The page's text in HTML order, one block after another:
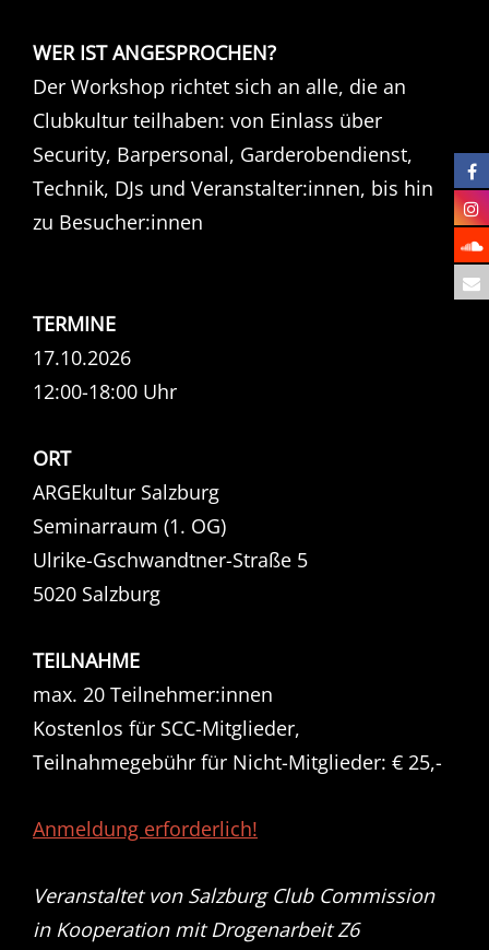
WER IST ANGESPROCHEN?
Der Workshop richtet sich an alle, die an
Clubkultur teilhaben: von Einlass über
Security, Barpersonal, Garderobendienst,
Technik, DJs und Veranstalter:innen, bis hin
zu Besucher:innen
TERMINE
17.10.2026
12:00-18:00 Uhr
ORT
ARGEkultur Salzburg
Seminarraum (1. OG)
Ulrike-Gschwandtner-Straße 5
5020 Salzburg
TEILNAHME
max. 20 Teilnehmer:innen
Kostenlos für SCC-Mitglieder,
Teilnahmegebühr für Nicht-Mitglieder: € 25,-
Anmeldung erforderlich!
Veranstaltet von Salzburg Club Commission
in Kooperation mit Drogenarbeit Z6